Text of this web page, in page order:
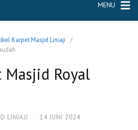
MENU
Karpet Masjid Liniaji
Masjid Royal
LINIAJI · 14 JUNI 2024